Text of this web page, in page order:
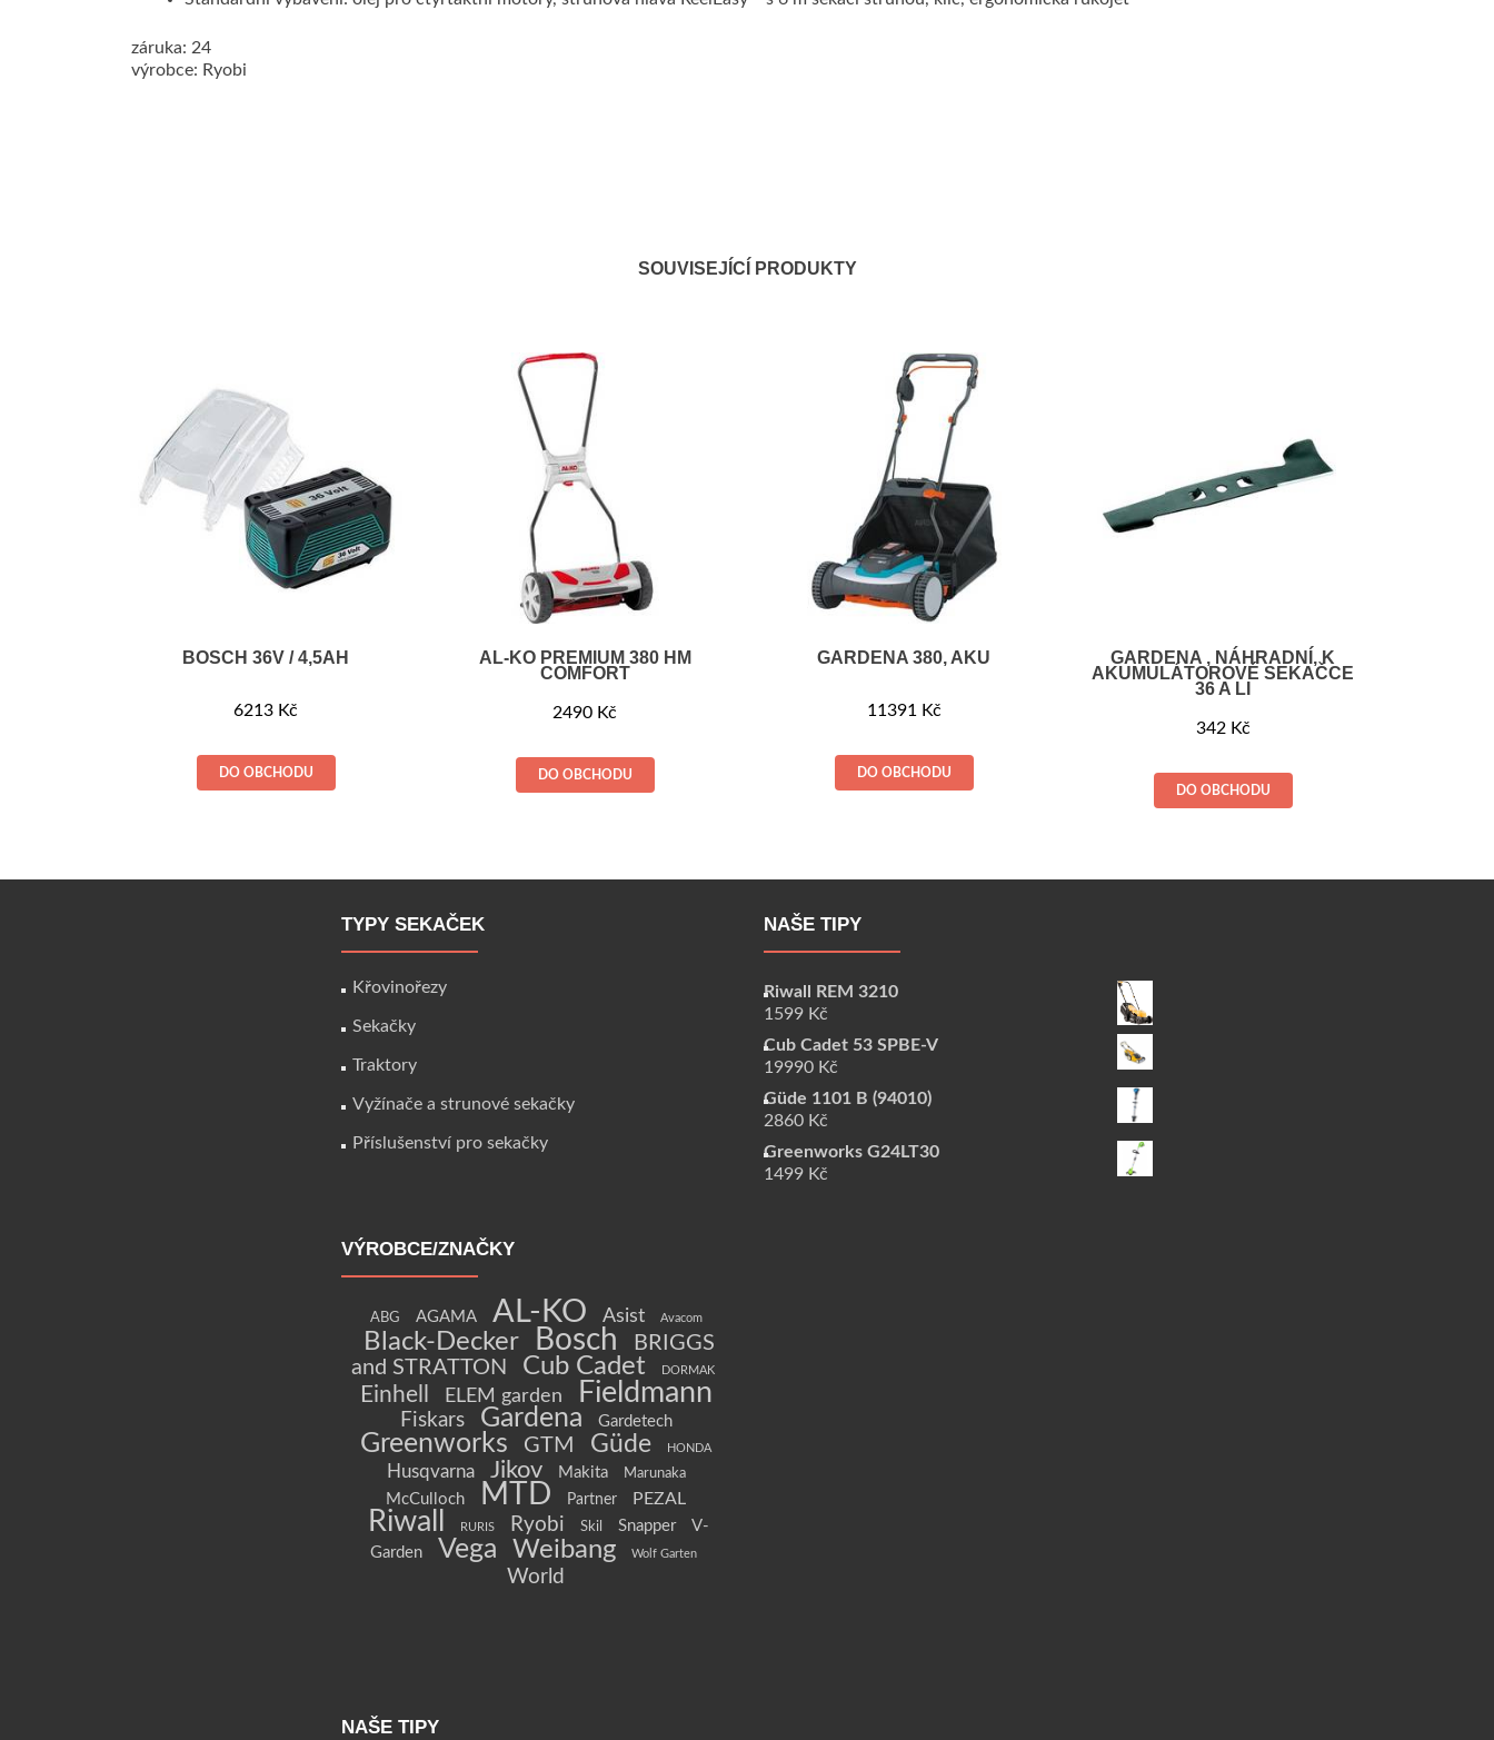
záruka: 24
výrobce: Ryobi
SOUVISEJÍCÍ PRODUKTY
BOSCH 36V / 4,5AH
6213 Kč
DO OBCHODU
AL-KO PREMIUM 380 HM
COMFORT
2490 Kč
DO OBCHODU
GARDENA 380, AKU
11391 Kč
DO OBCHODU
GARDENA , NÁHRADNÍ, K
AKUMULÁTOROVÉ SEKAČCE
36 A LI
342 Kč
DO OBCHODU
TYPY SEKAČEK
Křovinořezy
Sekačky
Traktory
Vyžínače a strunové sekačky
Příslušenství pro sekačky
VÝROBCE/ZNAČKY
ABG AGAMA AL-KO Asist Avacom
Black-Decker Bosch
BRIGGS
and STRATTON
Cub Cadet DORMAK
Einhell ELEM garden Fieldmann
Fiskars Gardena Gardetech
Greenworks GTM Güde HONDA
Husqvarna Jikov Makita Marunaka
McCulloch MTD Partner PEZAL
Riwall RURIS Ryobi Skil Snapper
V-
Garden
Vega Weibang Wolf Garten
World
NAŠE TIPY
NAŠE TIPY
Riwall REM 3210
1599 Kč
Cub Cadet 53 SPBE-V
19990 Kč
Güde 1101 B (94010)
2860 Kč
Greenworks G24LT30
1499 Kč